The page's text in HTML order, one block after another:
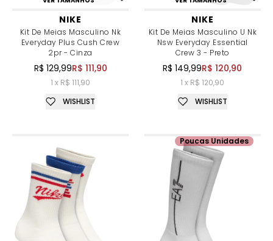
NIKE
Kit De Meias Masculino Nk
Everyday Plus Cush Crew
2pr - Cinza
R$ 129,99R$ 111,90
1 x R$ 111,90
WISHLIST
NIKE
Kit De Meias Masculino U Nk
Nsw Everyday Essential
Crew 3 - Preto
R$ 149,99R$ 120,90
1 x R$ 120,90
WISHLIST
Poucas Unidades